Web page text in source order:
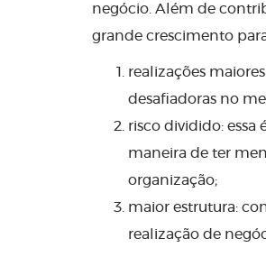
negócio. Além de
grande crescimento
realizações
desafiadoras no
risco dividido: essa
maneira de ter
organização;
maior estrutura:
realização de